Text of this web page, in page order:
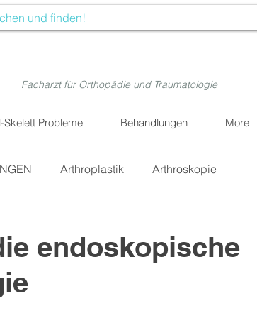
Facharzt für Orthopädie und Traumatologie
Skelett Probleme Behandlungen More
Arthroplastik Arthroskopie
endoskopische